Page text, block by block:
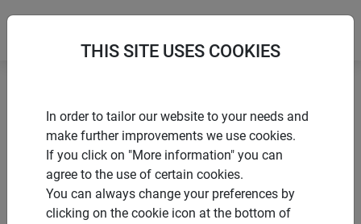
Accueil Accessoires pour voile d'ombrage Tendeur
PRODUITS
THIS SITE USES COOKIES
In order to tailor our website to your needs and
make further improvements we use cookies.
If you click on "More information" you can
agree to the use of certain cookies.
You can always change your preferences by
clicking on the cookie icon at the bottom of